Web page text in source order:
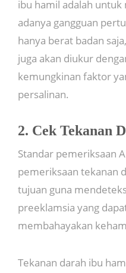
ibu hamil adalah
adanya gangguan
hanya berat badan
juga akan diukur
kemungkinan faktor
persalinan.
2. Cek Tekanan
Standar pemeriksaan
pemeriksaan tekanan
tujuan guna
preeklamsia yang
membahayakan
Tekanan darah ibu